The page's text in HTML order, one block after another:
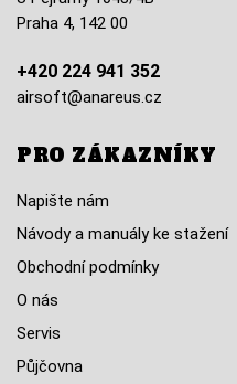
Praha 4, 142 00
+420 224 941 352
airsoft@anareus.cz
PRO ZÁKAZNÍKY
Napište nám
Návody a manuály ke stažení
Obchodní podmínky
O nás
Servis
Půjčovna